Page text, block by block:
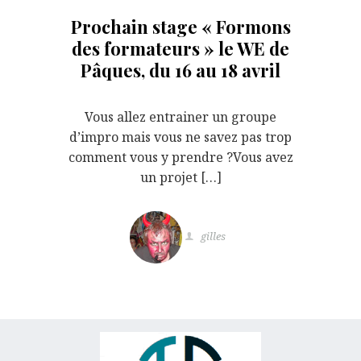
Prochain stage « Formons
des formateurs » le WE de
Pâques, du 16 au 18 avril
Vous allez entrainer un groupe
d’impro mais vous ne savez pas trop
comment vous y prendre ?Vous avez
un projet […]
gilles